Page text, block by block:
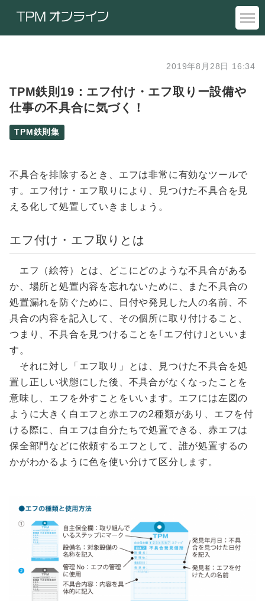
2019年8月28日 16:34
TPM鉄則19：エフ付け・エフ取りー設備や
仕事の不具合に気づく！
TPM鉄則集
不具合を排除するとき、エフは非常に有効なツールで
す。エフ付け・エフ取りにより、見つけた不具合を見
える化して処置していきましょう。
エフ付け・エフ取りとは
エフ（絵符）とは、どこにどのような不具合がある
か、場所と処置内容を忘れないために、また不具合の
処置漏れを防ぐために、日付や発見した人の名前、不
具合の内容を記入して、その個所に取り付けること、
つまり、不具合を見つけることを｢エフ付け｣といいま
す。
それに対し「エフ取り」とは、見つけた不具合を処
置し正しい状態にした後、不具合がなくなったことを
意味し、エフを外すことをいいます。エフには左図の
ように大きく白エフと赤エフの2種類があり、エフを付
ける際に、白エフは自分たちで処置できる、赤エフは
保全部門などに依頼するエフとして、誰が処置するの
かがわかるように色を使い分けて区分します。